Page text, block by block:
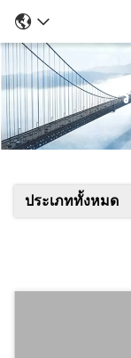
ประเภททั้งหมด